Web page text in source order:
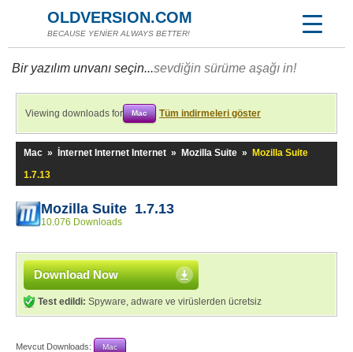
OLDVERSION.COM
BECAUSE YENİER ALWAYS BETTER!
Bir yazılım unvanı seçin...sevdiğin sürüme aşağı in!
Viewing downloads for Mac Tüm indirmeleri göster
Mac » İnternet Internet Internet » Mozilla Suite »
Mozilla Suite
1.7.13
Mozilla Suite 1.7.13
10.076 Downloads
Download Now
Test edildi: Spyware, adware ve virüslerden ücretsiz
Mevcut Downloads: Mac